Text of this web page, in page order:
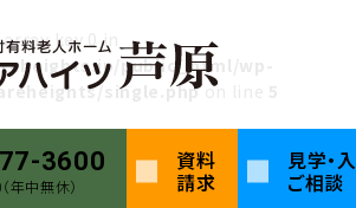
3600
年中無休）
資料
請求
見学・
ご相談
key 0 in
public_html/wp-
single.phpon line
public_html/wp-
single.phpon line